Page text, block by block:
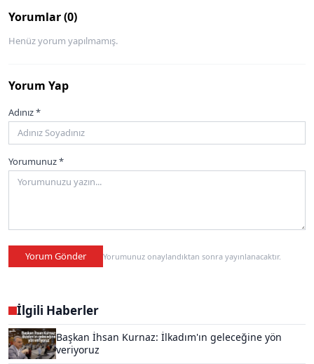
Yorumlar (0)
Henüz yorum yapılmamış.
Yorum Yap
Adınız *
Yorumunuz *
Yorum Gönder Yorumunuz onaylandıktan sonra yayınlanacaktır.
İlgili Haberler
Başkan İhsan Kurnaz: İlkadım'ın geleceğine yön
veriyoruz